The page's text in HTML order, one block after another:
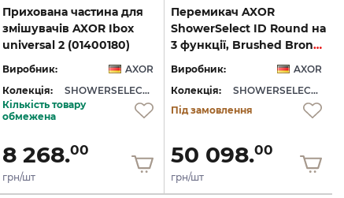
Прихована частина для
змішувачів AXOR Ibox
universal 2 (01400180)
Виробник:
AXOR
Колекція:
SHOWERSELECT ID
Кількість товару
обмежена
8 268.00
грн/шт
Перемикач AXOR
ShowerSelect ID Round на
3 функції, Brushed Bronze (36779140)
Виробник:
AXOR
Колекція:
SHOWERSELECT ID
Під замовлення
50 098.00
грн/шт